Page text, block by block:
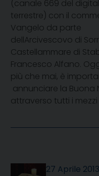
(canale 669 del
terrestre) con il
Vangelo da parte
dellArcivescovo di
Castellammare di
Francesco Alfano.
più che mai, è
annunciare la Buona
attraverso tutti i mezzi
27 Aprile 2013